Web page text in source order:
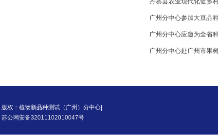
广州分中心参加大豆品
广州分中心应邀为全省
广州分中心赴广州市果
版权：植物新品种测试（广州）分中心|
苏公网安备32011102010047号